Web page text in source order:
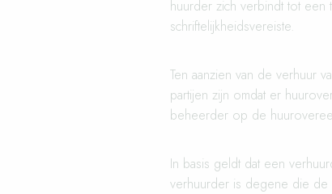
huurder zich verbindt tot
schriftelijkheidsvereiste.
Ten aanzien van de verhuur
partijen zijn omdat er
beheerder op de
In basis geldt dat een
verhuurder is degene die de